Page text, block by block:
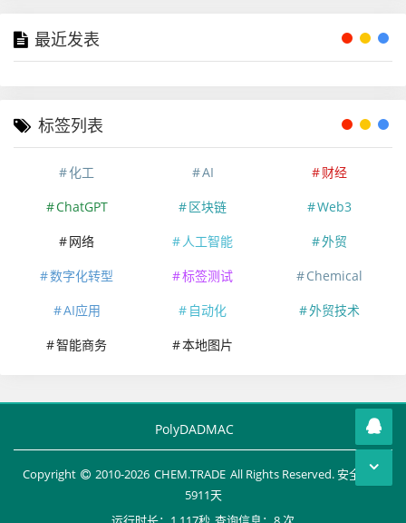
最近发表
标签列表
化工 AI
财经
ChatGPT
区块链
Web3
网络
人工智能
外贸
数字化转型
标签测试
Chemical
AI应用
自动化
外贸技术
智能商务
本地图片
PolyDADMAC
Copyright 2010-2026 CHEM.TRADE All Rights Reserved. 安全运行
5911天